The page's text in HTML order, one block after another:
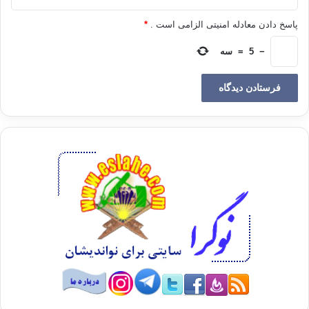
۱۰- این کتاب برای کسی مفید است که اجازه نمی‌دهد هیچ
فردی و در هر لباسی برای بینش و نگرش وی در زندگی تصمیم
گیری کند و ارزش تفکر در زندگی خود را می‌داند. همچنین کسی
گریزی، تصمیم به جستجو برای یافتن دین حقیقی کرده است.
را به عنوان فصل اول کتاب در نظر گرفته‌ایم، پس شما هم
مقدمات و روش مطالعه بیان شده است. در پایان این بخش باز
هم به شما توصیه می‌کنیم که تفکر در مورد فصول این کتاب را
جدی بگیرید.
سوالی برای تفکر: آیا می‌دانید چرا دیدگاه و فکر هر انسانی با
ارزش است؟
آیه منتخب
پاسخ دادن معادله امنیتی الزامی است . *
−
5
= سه